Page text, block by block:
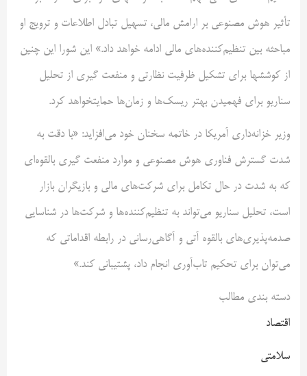
تأثیر هوش مصنوعی بر ارامش مالی، تسهیل تبادل اطلاعات و ترویج او
مباحثه بین تنظیم‌کننده‌های مالی ادامه خواهد داد.» این شورا این چنین
از کوششها برای تشکیل ظرفیت نظارتی و منفعت گیری از تحلیل
سناریو برای فهمیدن بهتر ریسک‌ها و زمان‌ها حمایتخواهد کرد.
وزیر خزانه‌داری آمریکا در خاتمه سخنان خود می‌افزاید: «با دقت به
شدت گسترش فناوری هوش مصنوعی و موارد منفعت گیری بالقوه‌ای
که به شدت در حال تکامل برای شرکت‌های مالی و بازیگران بازار
است، تحلیل سناریو می‌تواند به تنظیم‌کننده‌ها و شرکت‌ها در شناسایی
صدمه‌پذیری‌های بالقوه آتی و آگاهی‌رسانی در رابطه اقداماتی که
می‌توان برای تحکیم تاب‌آوری انجام داد، پشتیبانی کند.»
دسته بندی مطالب
اقتصاد
سلامتی